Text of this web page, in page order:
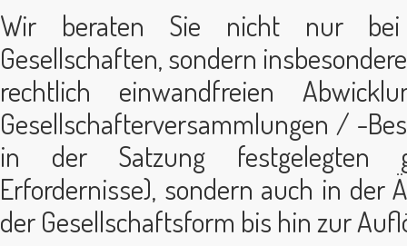
Wir beraten Sie nicht nur
Gesellschaften, sondern
rechtlich einwandfreien
Gesellschafterversammlungen / -
in der Satzung festgelegten
Erfordernisse), sondern auch in der
der Gesellschaftsform bis hin zur